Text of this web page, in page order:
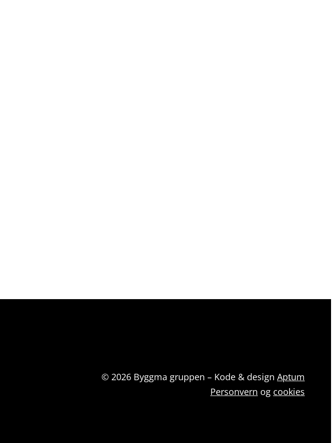
© 2026 Byggma gruppen – Kode & design Aptum
Personvern og cookies